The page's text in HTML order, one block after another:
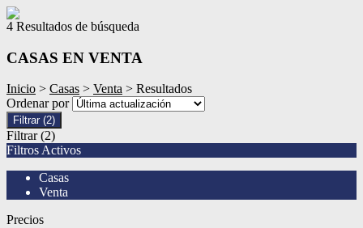
4 Resultados de búsqueda
CASAS EN VENTA
Inicio > Casas > Venta > Resultados
Ordenar por
Filtrar (2)
Filtrar (2)
Filtros Activos
Casas
Venta
Precios